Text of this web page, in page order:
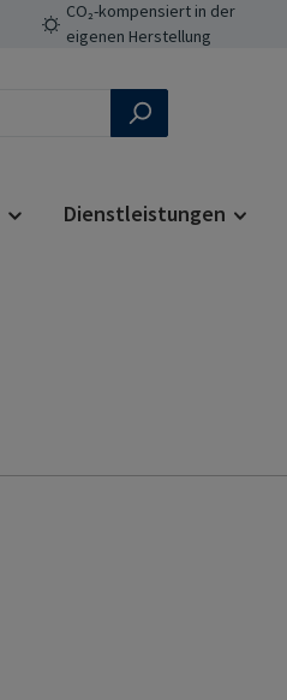
CO₂-kompensiert in der
eigenen Herstellung
Dienstleistungen